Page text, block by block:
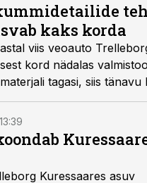
kaks korda
viis veoauto
kord nädalas
tagasi, siis tänavu
päeval nädalas, sest
ja tööle võetakse
Kuressaares asuv